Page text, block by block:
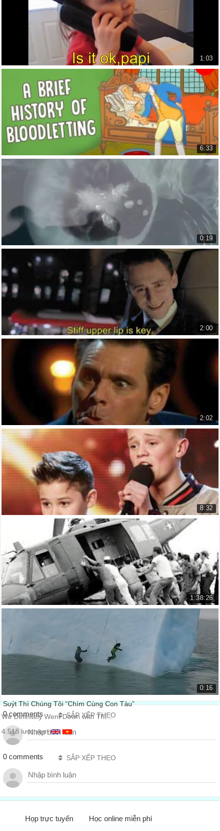
1:03
Con muốn 1 cái kẹo que ngay bây giờ!
I want a Lollipop now!
11.087 lượt xem
6:33
Vì sao trích huyết lại phổ biến đến vậy? – Ste...
0:19
Hải Cẩu Thò Đầu Lên Từ Lỗ Băng
Seal Pops up Through Icy Hole
1.544 lượt xem
2:00
Jaguar Mỹ 2014
Jaguar USA 2014
2:02
Jim Carrey hài hước tại lễ trao giải Oscar năm...
Jim Carrey’s funny at the Oscars...
18.748 lượt xem
8:32
Bars & Melody - Simon Cowell's Golden Buzzer a...
Britain's Got Talent 2014
39.252 lượt xem
1:38:26
6.819 lượt xem
0:16
Suýt Thì Chúng Tôi “Chìm Cùng Con Tàu”
We Definitely Went Down with Thi...
4.518 lượt xem
0 comments SẮP XẾP THEO
0 comments SẮP XẾP THEO
Họp trực tuyến Học online miễn phí